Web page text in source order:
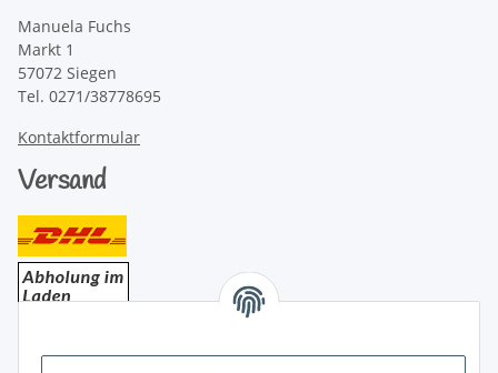
Manuela Fuchs
Markt 1
57072 Siegen
Tel. 0271/38778695
Kontaktformular
Versand